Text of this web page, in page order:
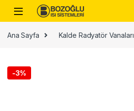
Skip to navigation
Skip to content
Ana Sayfa Kalde Radyatör Vanaları
-3%